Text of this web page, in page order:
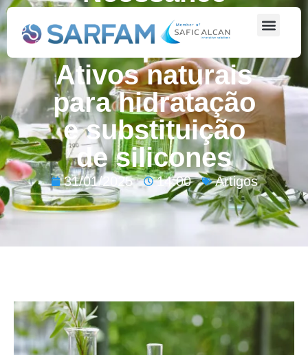
Squalane e
Hemisqualane –
Ativos naturais
para hidratação
e substituição
de silicones
31/01/2025 14:00 Artigos